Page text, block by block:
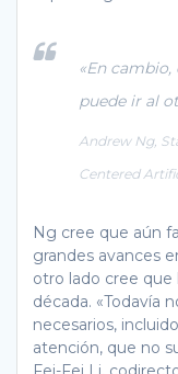
«En
puede ir al
Andrew Ng,
Centered
Ng cree que aún
grandes avances
otro lado cree que
década. «Todavía
necesarios,
atención, que no